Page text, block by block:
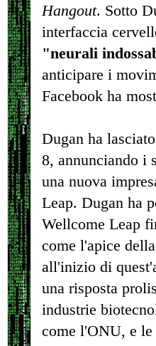
Hangout. Sotto
interfaccia
"neurali
anticipare i
Facebook ha
Dugan ha
8, annunciando i
una nuova
Leap. Dugan ha
Wellcome Leap
come l'apice
all'inizio di
una risposta
industrie
come l'ONU, e